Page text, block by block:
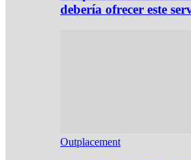
debería ofrecer este
Outplacement